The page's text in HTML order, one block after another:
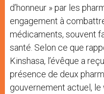
d’honneur » par les
engagement à
médicaments, souvent
santé. Selon ce que
Kinshasa, l’évêque a
présence de deux
gouvernement actuel,